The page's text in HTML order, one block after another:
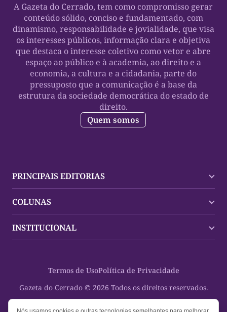
A Gazeta do Cerrado, tem como compromisso gerar
conteúdo sólido, conciso e fundamentado, com
dinamismo, responsabilidade e jovialidade, que visa
os interesses públicos, informação clara e objetiva
que destaca o interesse coletivo como vetor e abre
espaço ao público e à academia, ao direito e a
economia, a cultura e a cidadania, parte do
pressuposto que a comunicação é a base da
estrutura da sociedade democrática do estado de
direito.
Quem somos
PRINCIPAIS EDITORIAS
Palmas
Mundo
Oportunidades
Cultura
Saúde
Educação
COLUNAS
Policial
Planeta Vivo
Espaço Cidadania
Turistando Gazeta
INSTITUCIONAL
Gazeta do Cerrado © 2026 Todos os direitos reservados.
Termos de UsoPolítica de Privacidade